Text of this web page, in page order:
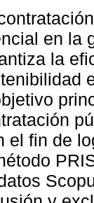
en la
la
el fin de